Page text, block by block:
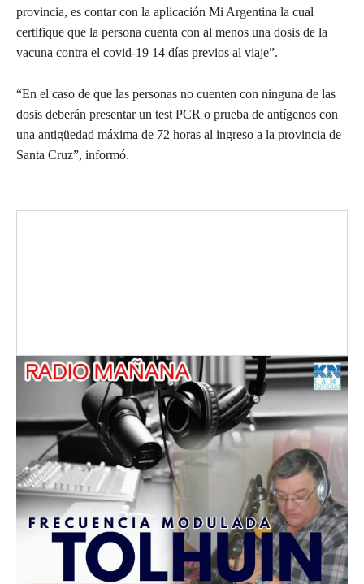
provincia, es contar con la aplicación Mi Argentina la cual
certifique que la persona cuenta con al menos una dosis de la
vacuna contra el covid-19 14 días previos al viaje”.
“En el caso de que las personas no cuenten con ninguna de las
dosis deberán presentar un test PCR o prueba de antígenos con
una antigüedad máxima de 72 horas al ingreso a la provincia de
Santa Cruz”, informó.